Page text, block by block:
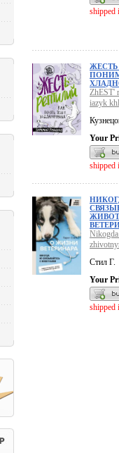
shipped
ЖЕСТЬ
ZhEST'
iazyk
Your
shipped
Nikogda
Стил Г.
Your
shipped